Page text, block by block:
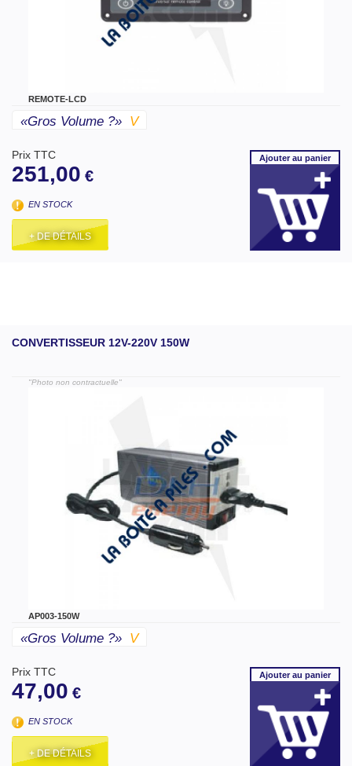
REMOTE-LCD
«gros Volume ?» V
Prix TTC
251,00 €
EN STOCK
+ DE DÉTAILS
Ajouterau panier
CONVERTISSEUR 12V-220V 150W
"Photo non contractuelle"
AP003-150W
«gros Volume ?» V
Prix TTC
47,00 €
EN STOCK
+ DE DÉTAILS
Ajouterau panier